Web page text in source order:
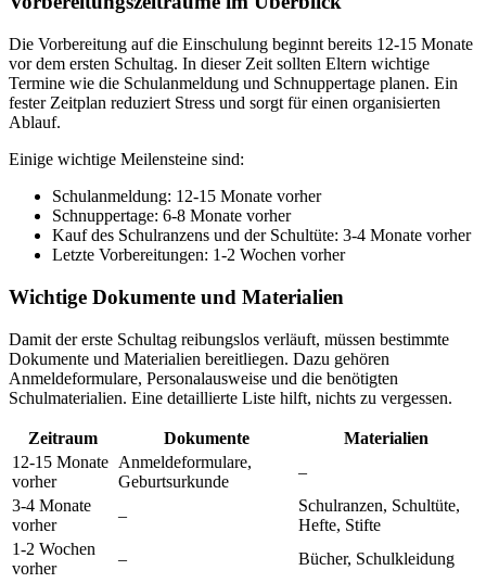
Die Vorbereitung auf die Einschulung beginnt bereits 12-15 Monate
vor dem ersten Schultag. In dieser Zeit sollten Eltern wichtige
Termine wie die Schulanmeldung und Schnuppertage planen. Ein
fester Zeitplan reduziert Stress und sorgt für einen organisierten
Ablauf.
Einige wichtige Meilensteine sind:
Schulanmeldung: 12-15 Monate vorher
Schnuppertage: 6-8 Monate vorher
Kauf des Schulranzens und der Schultüte: 3-4 Monate vorher
Letzte Vorbereitungen: 1-2 Wochen vorher
Wichtige Dokumente und Materialien
Damit der erste Schultag reibungslos verläuft, müssen bestimmte
Dokumente und Materialien bereitliegen. Dazu gehören
Anmeldeformulare, Personalausweise und die benötigten
Schulmaterialien. Eine detaillierte Liste hilft, nichts zu vergessen.
Zeitraum Dokumente
Materialien
12-15 Monate
vorher
Anmeldeformulare,
Geburtsurkunde
–
3-4 Monate
vorher
–
Schulranzen, Schultüte,
Hefte, Stifte
1-2 Wochen
vorher
– Bücher, Schulkleidung